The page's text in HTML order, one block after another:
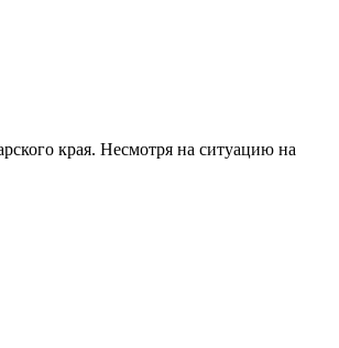
края. Несмотря на ситуацию на